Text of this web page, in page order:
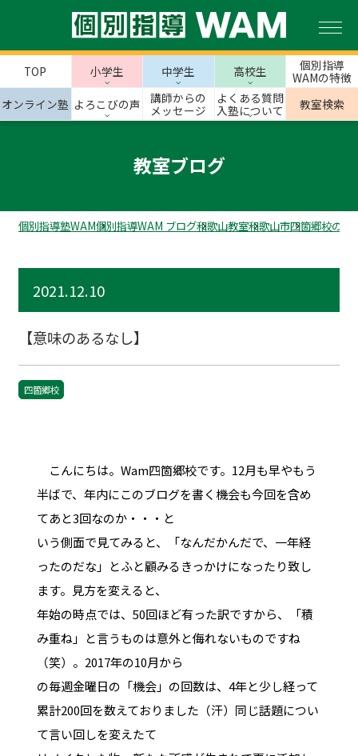
TOP 小学生 中学生 高校生
個別指導
WAMの特徴
オンライン塾 よろこびの声
講師からの
メッセージ
よくある質問
入塾について
教室検索
教室ブログ
個別指導塾WAM個別指導WAM ブログ和歌山教室和歌山市四箇郷校のス
2021.12.10
【意味のあるなし】
四箇郷校
こんにちは。Wam四箇郷校です。12月も早やもう
半ばで、年内にこのブログを書く機会も今回を含め
てあと3回なのか・・・と
いう側面で見てみると、「なんだかんだで、一年経
ったのだな」とふと顧みるきっかけになったり致し
ます。見方を変えると、
年始の時点では、50回ほど有った訳ですから、「積
み重ね」と言うものは意外と侮れないものですね
（笑）。2017年の10月から
の毎週金曜日の「機会」の回数は、4年と少し経って
累計200回を数えておりました（汗）同じ話題につい
て言い回しを変えたて